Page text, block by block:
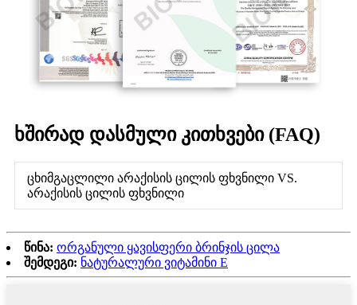
ხშირად დასმული კითხვები (FAQ)
ცხიმგაცლილი არაქისის ცილის ფხვნილი VS.
არაქისის ცილის ფხვნილი
წინა: ორგანული ყავისფერი ბრინჯის ცილა
შემდეგი: ნატურალური ვიტამინი E